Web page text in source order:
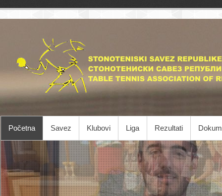
Početna Savez Klubovi Liga Rezultati